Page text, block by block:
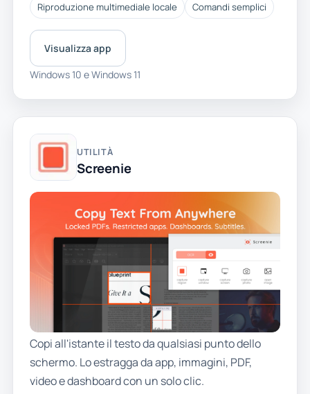
Riproduzione multimediale locale
Comandi semplici
Visualizza app
Windows 10 e Windows 11
UTILITÀ
Screenie
Copi all'istante il testo da qualsiasi punto dello
schermo. Lo estragga da app, immagini, PDF,
video e dashboard con un solo clic.